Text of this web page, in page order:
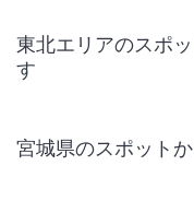
東北エリアのスポ
す
宮城県のスポット